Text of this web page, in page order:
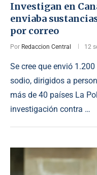
Investigan en
enviaba
por correo
Por Redaccion Central 12
Se cree que envió
sodio, dirigidos a
más de 40 países La
investigación contra …